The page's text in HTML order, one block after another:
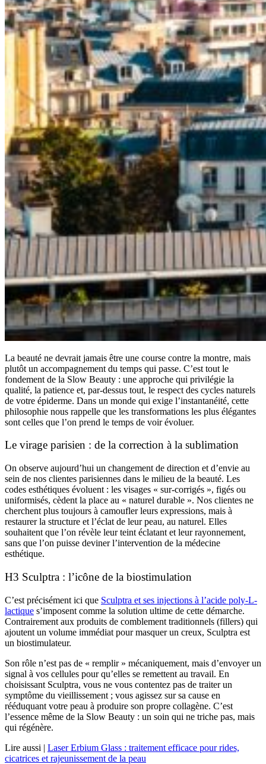
La beauté ne devrait jamais être une course contre la montre, mais
plutôt un accompagnement du temps qui passe. C’est tout le
fondement de la Slow Beauty : une approche qui privilégie la
qualité, la patience et, par-dessus tout, le respect des cycles naturels
de votre épiderme. Dans un monde qui exige l’instantanéité, cette
philosophie nous rappelle que les transformations les plus élégantes
sont celles que l’on prend le temps de voir évoluer.
Le virage parisien : de la correction à la sublimation
On observe aujourd’hui un changement de direction et d’envie au
sein de nos clientes parisiennes dans le milieu de la beauté. Les
codes esthétiques évoluent : les visages « sur-corrigés », figés ou
uniformisés, cèdent la place au « naturel durable ». Nos clientes ne
cherchent plus toujours à camoufler leurs expressions, mais à
restaurer la structure et l’éclat de leur peau, au naturel. Elles
souhaitent que l’on révèle leur teint éclatant et leur rayonnement,
sans que l’on puisse deviner l’intervention de la médecine
esthétique.
H3 Sculptra : l’icône de la biostimulation
C’est précisément ici que Sculptra et ses injections à l’acide poly-L-
lactique s’imposent comme la solution ultime de cette démarche.
Contrairement aux produits de comblement traditionnels (fillers) qui
ajoutent un volume immédiat pour masquer un creux, Sculptra est
un biostimulateur.
Son rôle n’est pas de « remplir » mécaniquement, mais d’envoyer un
signal à vos cellules pour qu’elles se remettent au travail. En
choisissant Sculptra, vous ne vous contentez pas de traiter un
symptôme du vieillissement ; vous agissez sur sa cause en
rééduquant votre peau à produire son propre collagène. C’est
l’essence même de la Slow Beauty : un soin qui ne triche pas, mais
qui régénère.
Lire aussi | Laser Erbium Glass : traitement efficace pour rides,
cicatrices et rajeunissement de la peau